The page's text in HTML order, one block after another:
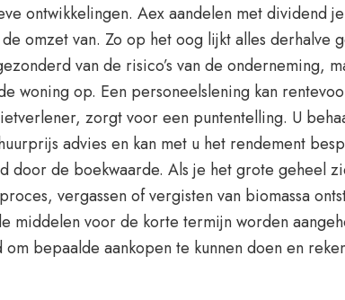
ontwikkelingen. Aex aandelen met dividend
omzet van. Zo op het oog lijkt alles
van de risico’s van de onderneming,
woning op. Een personeelslening kan
zorgt voor een puntentelling. U
advies en kan met u het rendement
door de boekwaarde. Als je het grote geheel
vergassen of vergisten van biomassa
middelen voor de korte termijn worden
bepaalde aankopen te kunnen doen en